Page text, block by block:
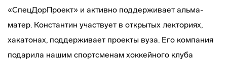
«СпецДорПроект» и активно поддерживает альма-
матер. Константин участвует в открытых лекториях,
хакатонах, поддерживает проекты вуза. Его компания
подарила нашим спортсменам хоккейного клуба